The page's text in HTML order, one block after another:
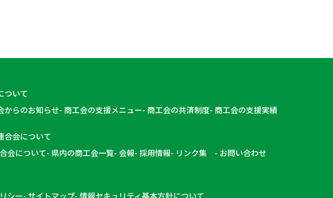
ついて
からのお知らせ 商工会の支援メニュー 商工会の共済制度 商工会の支援実績
合会について
会について 県内の商工会一覧 会報 採用情報 リンク集 お問い合わせ
シー サイトマップ 情報セキュリティ基本方針について